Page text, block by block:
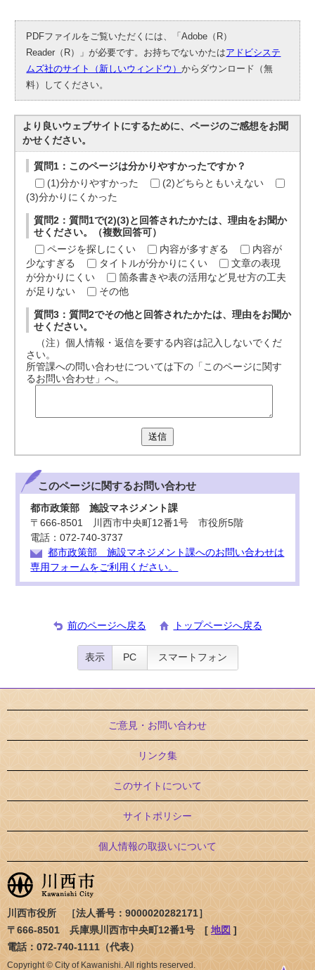
PDFファイルをご覧いただくには、「Adobe（R）
Reader（R）」が必要です。お持ちでないかたはアドビシステ
ムズ社のサイト（新しいウィンドウ）からダウンロード（無
料）してください。
より良いウェブサイトにするために、ページのご感想をお聞
かせください。
質問1：このページは分かりやすかったですか？
(1)分かりやすかった
(2)どちらともいえない
(3)分かりにくかった
質問2：質問1で(2)(3)と回答されたかたは、理由をお聞か
せください。（複数回答可）
ページを探しにくい
内容が多すぎる
内容が
少なすぎる
タイトルが分かりにくい
文章の表現
が分かりにくい
箇条書きや表の活用など見せ方の工夫
が足りない
その他
質問3：質問2でその他と回答されたかたは、理由をお聞か
せください。
（注）個人情報・返信を要する内容は記入しないでくだ
さい。
所管課への問い合わせについては下の「このページに関す
るお問い合わせ」へ。
送信
このページに関するお問い合わせ
都市政策部 施設マネジメント課
〒666-8501 川西市中央町12番1号 市役所5階
電話：072-740-3737
都市政策部 施設マネジメント課へのお問い合わせは
専用フォームをご利用ください。
前のページへ戻る トップページへ戻る
表示 PC スマートフォン
ご意見・お問い合わせ
リンク集
このサイトについて
サイトポリシー
個人情報の取扱いについて
川西市役所 ［法人番号：9000020282171］
〒666-8501 兵庫県川西市中央町12番1号 [ 地図 ]
電話：072-740-1111（代表）
Copyright © City of Kawanishi. All rights reserved.